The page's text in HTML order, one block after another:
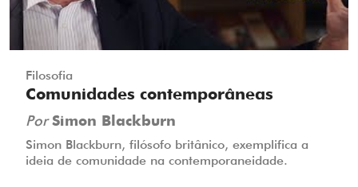
Filosofia
Comunidades contemporâneas
Por Simon Blackburn
Simon Blackburn, filósofo britânico, exemplifica a
ideia de comunidade na contemporaneidade.